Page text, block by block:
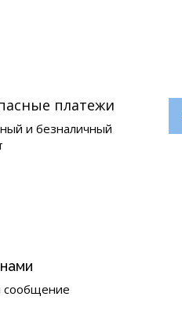
платежи
и безналичный
сообщение